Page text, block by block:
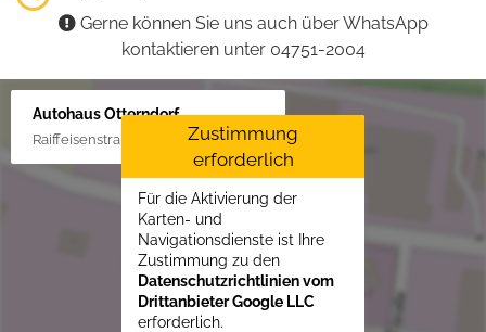
Gerne können Sie uns auch über WhatsApp
kontaktieren unter 04751-2004
Autohaus Otterndorf
Raiffeisenstraße 1, 21762 Otterndorf
Zustimmung
erforderlich
Für die Aktivierung der
Karten- und
Navigationsdienste ist Ihre
Zustimmung zu den
Datenschutzrichtlinien vom
Drittanbieter Google LLC
erforderlich.